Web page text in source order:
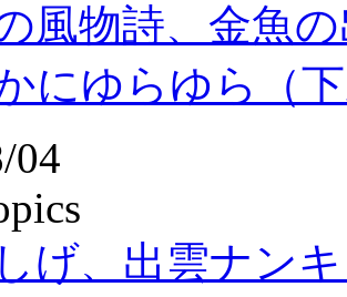
風物詩、金魚
にゆらゆら（
04
げ、出雲ナン